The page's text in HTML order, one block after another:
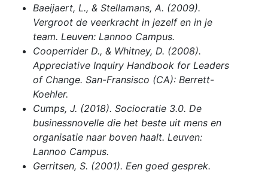
Baeijaert, L., & Stellamans, A. (2009).
Vergroot de veerkracht in jezelf en in je
team. Leuven: Lannoo Campus.
Cooperrider D., & Whitney, D. (2008).
Appreciative Inquiry Handbook for Leaders
of Change. San-Fransisco (CA): Berrett-
Koehler.
Cumps, J. (2018). Sociocratie 3.0. De
businessnovelle die het beste uit mens en
organisatie naar boven haalt. Leuven:
Lannoo Campus.
Gerritsen, S. (2001). Een goed gesprek.